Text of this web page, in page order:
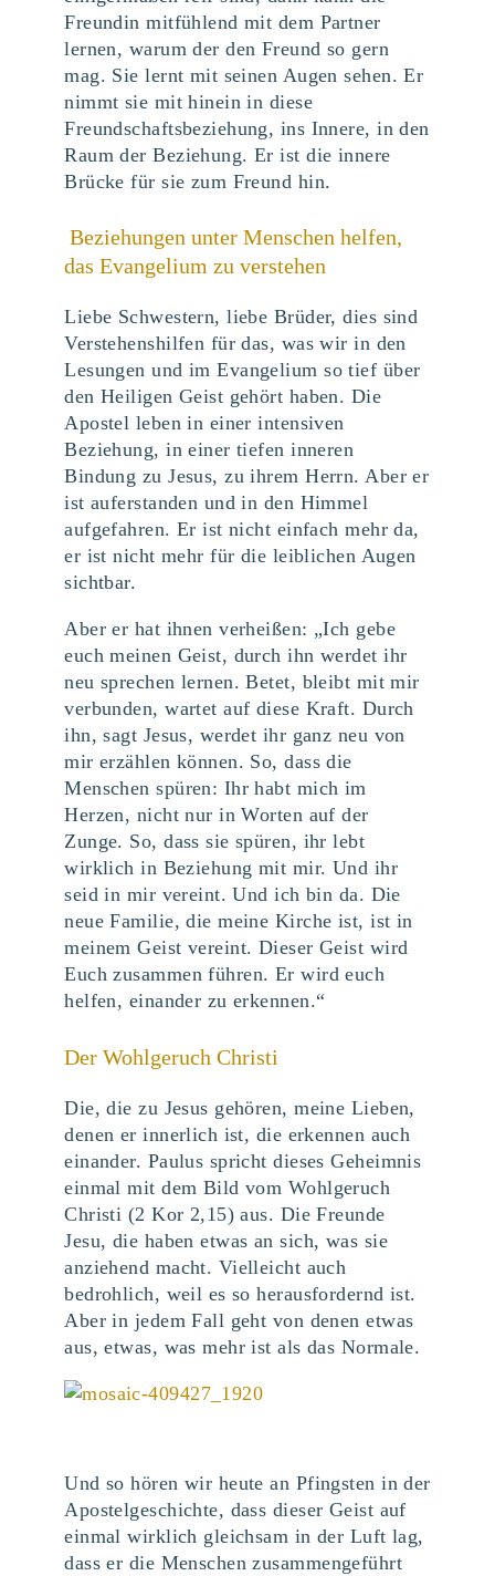
Freundin mitfühlend mit dem Partner
lernen, warum der den Freund so gern
mag. Sie lernt mit seinen Augen sehen. Er
nimmt sie mit hinein in diese
Freundschaftsbeziehung, ins Innere, in den
Raum der Beziehung. Er ist die innere
Brücke für sie zum Freund hin.
Beziehungen unter Menschen helfen,
das Evangelium zu verstehen
Liebe Schwestern, liebe Brüder, dies sind
Verstehenshilfen für das, was wir in den
Lesungen und im Evangelium so tief über
den Heiligen Geist gehört haben. Die
Apostel leben in einer intensiven
Beziehung, in einer tiefen inneren
Bindung zu Jesus, zu ihrem Herrn. Aber er
ist auferstanden und in den Himmel
aufgefahren. Er ist nicht einfach mehr da,
er ist nicht mehr für die leiblichen Augen
sichtbar.
Aber er hat ihnen verheißen: „Ich gebe
euch meinen Geist, durch ihn werdet ihr
neu sprechen lernen. Betet, bleibt mit mir
verbunden, wartet auf diese Kraft. Durch
ihn, sagt Jesus, werdet ihr ganz neu von
mir erzählen können. So, dass die
Menschen spüren: Ihr habt mich im
Herzen, nicht nur in Worten auf der
Zunge. So, dass sie spüren, ihr lebt
wirklich in Beziehung mit mir. Und ihr
seid in mir vereint. Und ich bin da. Die
neue Familie, die meine Kirche ist, ist in
meinem Geist vereint. Dieser Geist wird
Euch zusammen führen. Er wird euch
helfen, einander zu erkennen.“
Der Wohlgeruch Christi
Die, die zu Jesus gehören, meine Lieben,
denen er innerlich ist, die erkennen auch
einander. Paulus spricht dieses Geheimnis
einmal mit dem Bild vom Wohlgeruch
Christi (2 Kor 2,15) aus. Die Freunde
Jesu, die haben etwas an sich, was sie
anziehend macht. Vielleicht auch
bedrohlich, weil es so herausfordernd ist.
Aber in jedem Fall geht von denen etwas
aus, etwas, was mehr ist als das Normale.
Und so hören wir heute an Pfingsten in der
Apostelgeschichte, dass dieser Geist auf
einmal wirklich gleichsam in der Luft lag,
dass er die Menschen zusammengeführt